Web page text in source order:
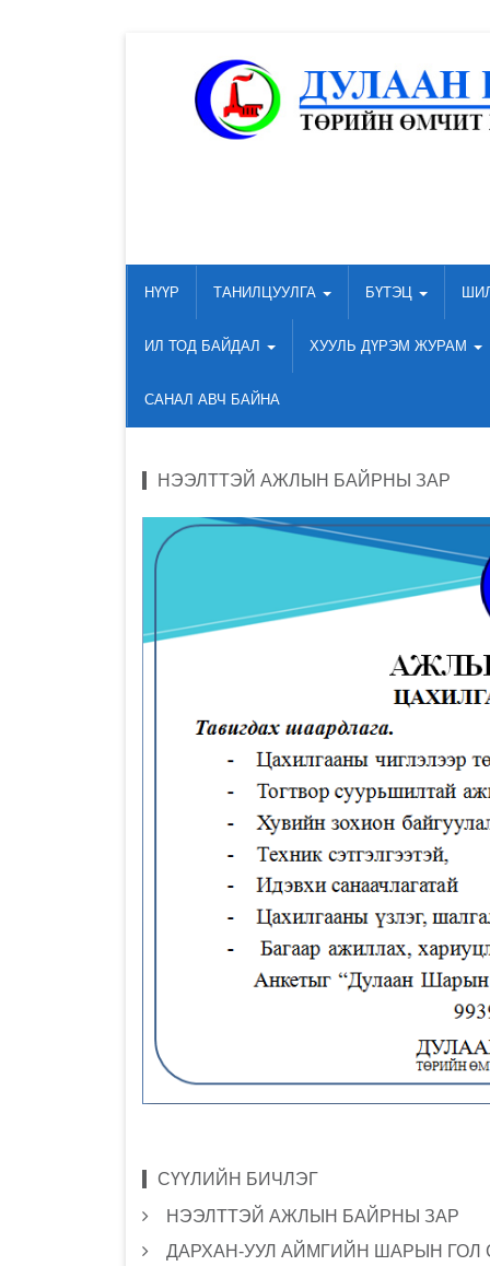
НҮҮР ТАНИЛЦУУЛГА БҮТЭЦ
ИЛ ТОД БАЙДАЛ ХУУЛЬ ДҮРЭМ ЖУРАМ
САНАЛ АВЧ БАЙНА
НЭЭЛТТЭЙ АЖЛЫН БАЙРНЫ ЗАР
СҮҮЛИЙН БИЧЛЭГ
НЭЭЛТТЭЙ АЖЛЫН БАЙРНЫ ЗАР
ДАРХАН-УУЛ АЙМГИЙН ШАРЫН ГОЛ